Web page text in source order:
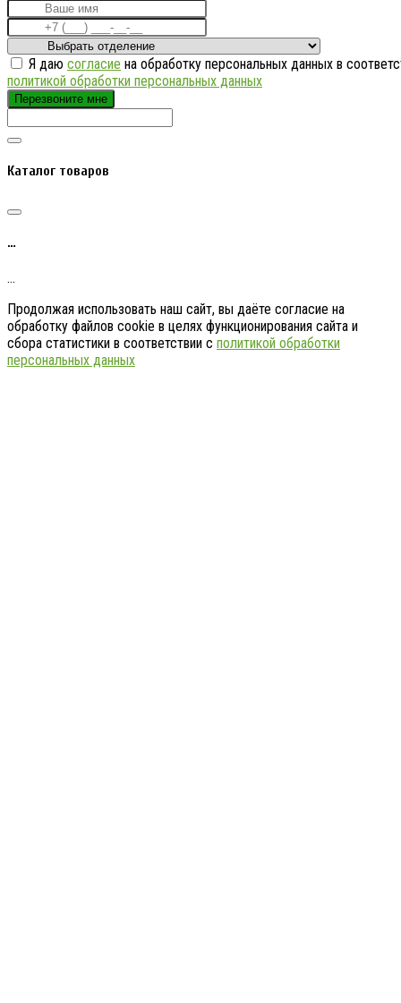
Я даю согласие на обработку персональных данных в
политикой обработки персональных данных
Перезвоните мне
Каталог товаров
…
…
Продолжая использовать наш сайт, вы даёте согласие на
обработку файлов cookie в целях функционирования сайта и
сбора статистики в соответствии с политикой обработки
персональных данных